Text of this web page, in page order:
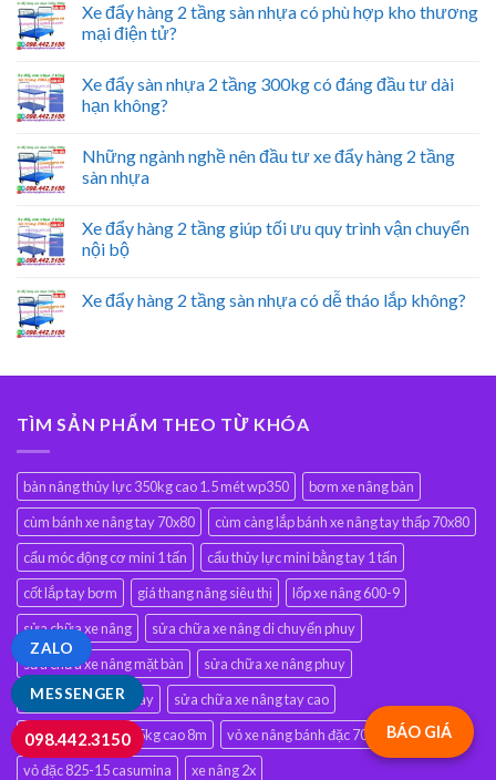
Xe đẩy hàng 2 tầng sàn nhựa có phù hợp kho thương
mại điện tử?
Xe đẩy sàn nhựa 2 tầng 300kg có đáng đầu tư dài
hạn không?
Những ngành nghề nên đầu tư xe đẩy hàng 2 tầng
sàn nhựa
Xe đẩy hàng 2 tầng giúp tối ưu quy trình vận chuyển
nội bộ
Xe đẩy hàng 2 tầng sàn nhựa có dễ tháo lắp không?
TÌM SẢN PHẨM THEO TỪ KHÓA
bàn nâng thủy lực 350kg cao 1.5 mét wp350
bơm xe nâng bàn
cùm bánh xe nâng tay 70x80
cùm càng lắp bánh xe nâng tay thấp 70x80
cẩu móc động cơ mini 1 tấn
cẩu thủy lực mini bằng tay 1 tấn
cốt lắp tay bơm
giá thang nâng siêu thị
lốp xe nâng 600-9
sửa chữa xe nâng
sửa chữa xe nâng di chuyển phuy
sửa chữa xe nâng mặt bàn
sửa chữa xe nâng phuy
sửa chữa xe nâng tay
sửa chữa xe nâng tay cao
thang nâng đơn 125kg cao 8m
vỏ xe nâng bánh đặc 700-12casumina
vỏ đặc 825-15 casumina
xe nâng 2x
BÁO GIÁ
MESSENGER
ZALO
098.442.3150